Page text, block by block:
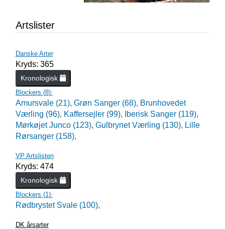
Artslister
Danske Arter
Kryds: 365
Kronologisk
Blockers (8):
Amursvale (21), Grøn Sanger (68), Brunhovedet
Værling (96), Kaffersejler (99),
Iberisk Sanger (119),
Mørkøjet Junco (123), Gulbrynet Værling (130), Lille
Rørsanger (158),
VP Artslisten
Kryds: 474
Kronologisk
Blockers (1):
Rødbrystet Svale (100),
DK årsarter